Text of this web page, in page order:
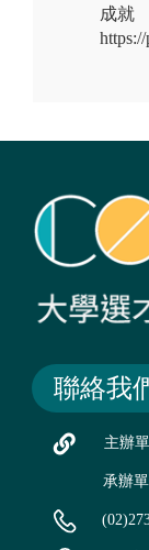
成就
聯絡我
主辦
承辦